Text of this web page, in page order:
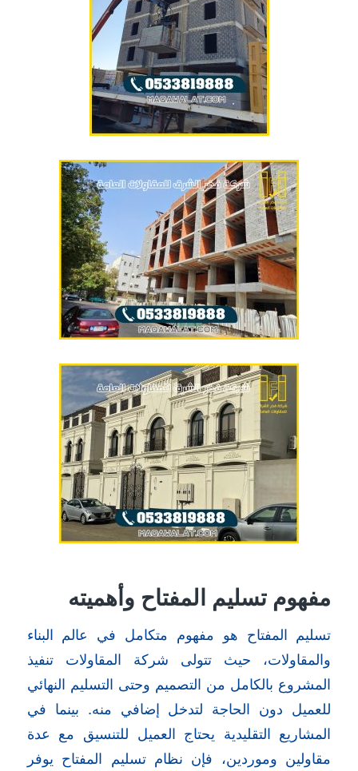
مفهوم تسليم المفتاح وأهميته
تسليم المفتاح هو مفهوم متكامل في عالم البناء
والمقاولات، حيث تتولى شركة المقاولات تنفيذ
المشروع بالكامل من التصميم وحتى التسليم النهائي
للعميل دون الحاجة لتدخل إضافي منه. بينما في
المشاريع التقليدية يحتاج العميل للتنسيق مع عدة
مقاولين وموردين، فإن نظام تسليم المفتاح يوفر